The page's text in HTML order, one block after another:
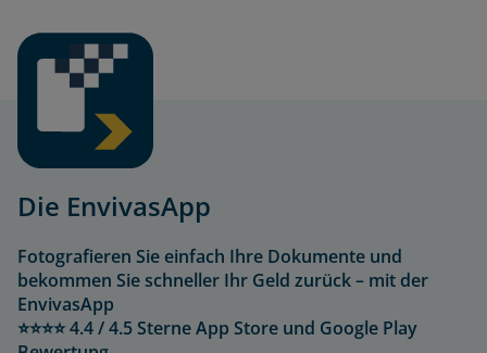
Die EnvivasApp
Fotografieren Sie einfach Ihre Dokumente und
bekommen Sie schneller Ihr Geld zurück – mit der
EnvivasApp
⭐⭐⭐⭐ 4.4 / 4.5 Sterne App Store und Google Play